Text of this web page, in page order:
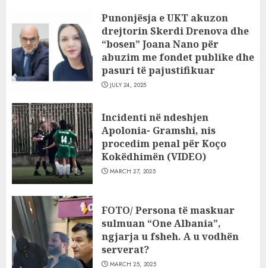
Punonjësja e UKT akuzon
drejtorin Skerdi Drenova dhe
“bosen” Joana Nano për
abuzim me fondet publike dhe
pasuri të pajustifikuar
JULY 24, 2025
Incidenti në ndeshjen
Apolonia- Gramshi, nis
procedim penal për Koço
Kokëdhimën (VIDEO)
MARCH 27, 2025
FOTO/ Persona të maskuar
sulmuan “One Albania”,
ngjarja u fsheh. A u vodhën
serverat?
MARCH 25, 2025